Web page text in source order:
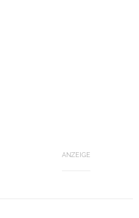
ANZEIGE